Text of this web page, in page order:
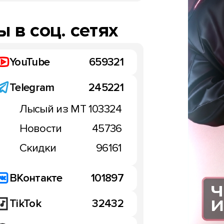
в соц. сетях
YouTube
659321
Telegram
245221
Лысый из МТ103324
Новости
45736
Скидки
96161
ВКонтакте
101897
TikTok
32432